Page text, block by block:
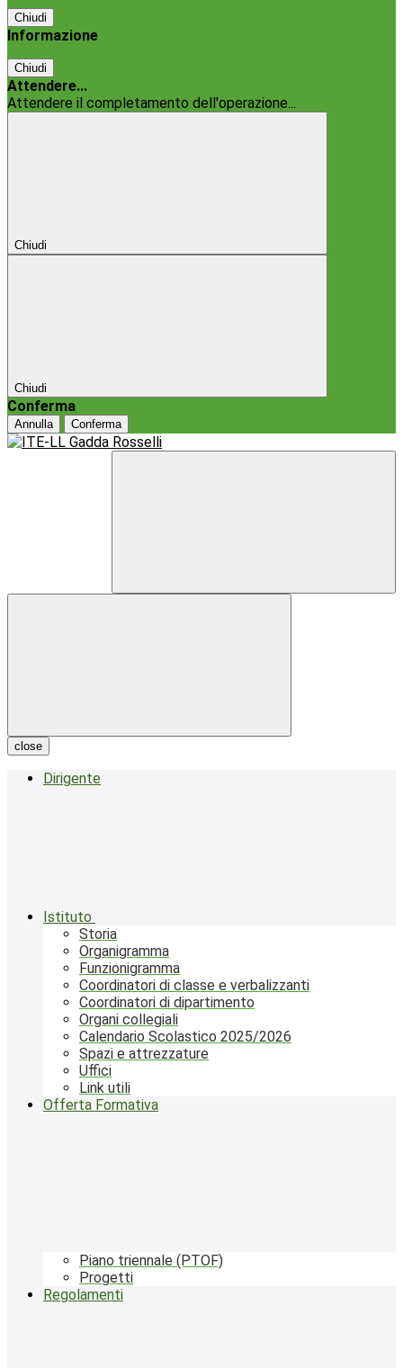
Chiudi
Informazione
Chiudi
Attendere...
Attendere il completamento dell'operazione...
Chiudi
Chiudi
Conferma
Annulla Conferma
close
Dirigente
Istituto
Storia
Organigramma
Funzionigramma
Coordinatori di classe e verbalizzanti
Coordinatori di dipartimento
Organi collegiali
Calendario Scolastico 2025/2026
Spazi e attrezzature
Uffici
Link utili
Offerta Formativa
Piano triennale (PTOF)
Progetti
Regolamenti